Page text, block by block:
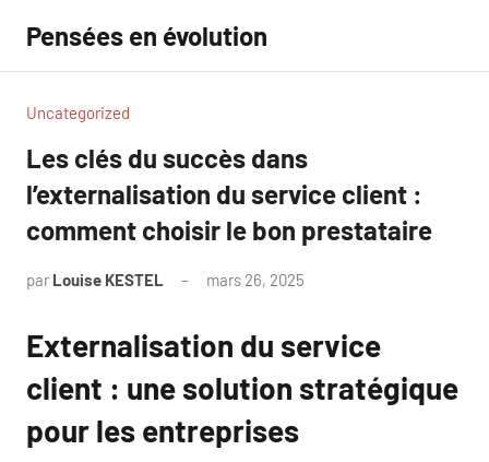
contenu
Pensées en évolution
Uncategorized
Les clés du succès dans
l’externalisation du service client :
comment choisir le bon prestataire
par Louise KESTEL mars 26, 2025
Externalisation du service
client : une solution stratégique
pour les entreprises